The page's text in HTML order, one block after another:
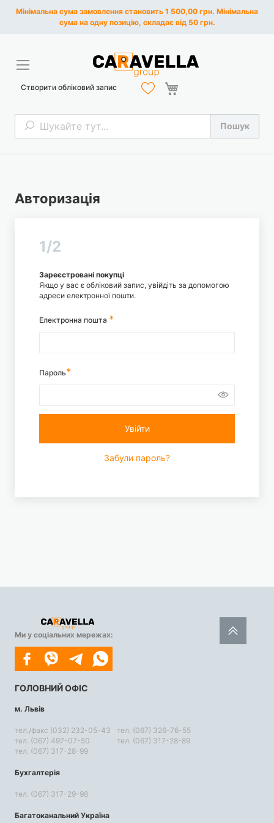
Мінімальна сума замовлення становить 1 500,00 грн. Мінімальна
сума на одну позицію, складає від 50 грн.
Пошук Пошук
Створити обліковий запис
Авторизація
1/2
Зареєстровані покупці
Якщо у вас є обліковий запис, увійдіть за допомогою
адреси електронної пошти.
Електронна пошта
Пароль
Увійти
Забули пароль?
Ми у соціальних мережах:
ГОЛОВНИЙ ОФІС
м. Львів
тел./факс (032) 232-05-43
тел. (067) 497-07-50
тел. (067) 317-28-99
тел. (067) 326-76-55
тел. (067) 317-28-89
Бухгалтерія
тел. (067) 317-29-98
Багатоканальний Україна